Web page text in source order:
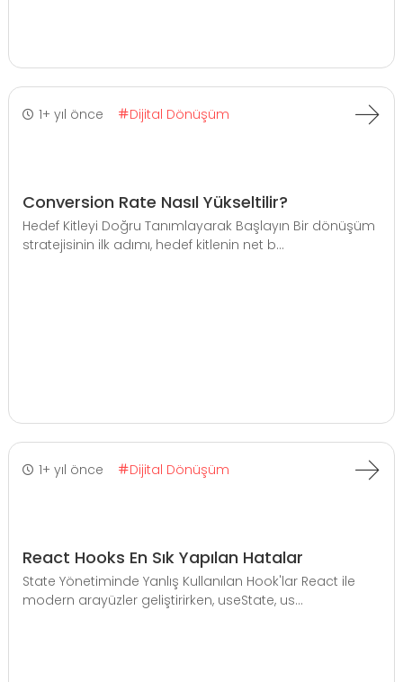
1+ yıl önce Dijital Dönüşüm
Conversion Rate Nasıl Yükseltilir?
Hedef Kitleyi Doğru Tanımlayarak Başlayın Bir dönüşüm
stratejisinin ilk adımı, hedef kitlenin net b...
1+ yıl önce Dijital Dönüşüm
React Hooks En Sık Yapılan Hatalar
State Yönetiminde Yanlış Kullanılan Hook'lar React ile
modern arayüzler geliştirirken, useState, us...